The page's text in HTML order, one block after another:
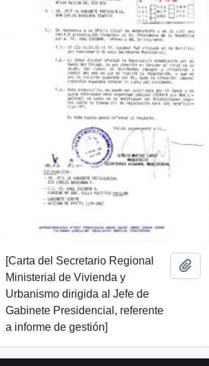
[Carta del Secretario Regional
Ministerial de Vivienda y
Urbanismo dirigida al Jefe de
Gabinete Presidencial, referente
a informe de gestión]